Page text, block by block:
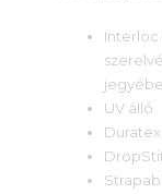
UV álló
Duratex